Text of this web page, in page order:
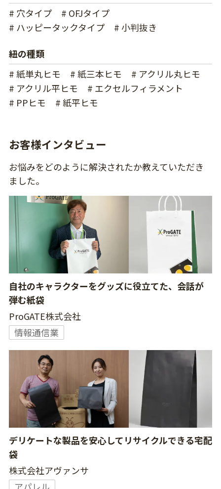
# 穴タイプ
# OFJタイプ
# ハッピータックタイプ
# 小判抜き
紐の種類
# 紙単丸ヒモ
# 紙三本ヒモ
# アクリル丸ヒモ
# アクリル平ヒモ
# エクセルフィラメント
# PPヒモ
# 紙平ヒモ
お客様インタビュー
お悩みをどのように解決されたか教えていただき
ました。
自社のキャラクターをグッズに役立てた、会話が
弾む紙袋
ProGATE株式会社
情報通信業
デリケートな製品を安心してリサイクルできる宅配
袋
株式会社アヴァンサ